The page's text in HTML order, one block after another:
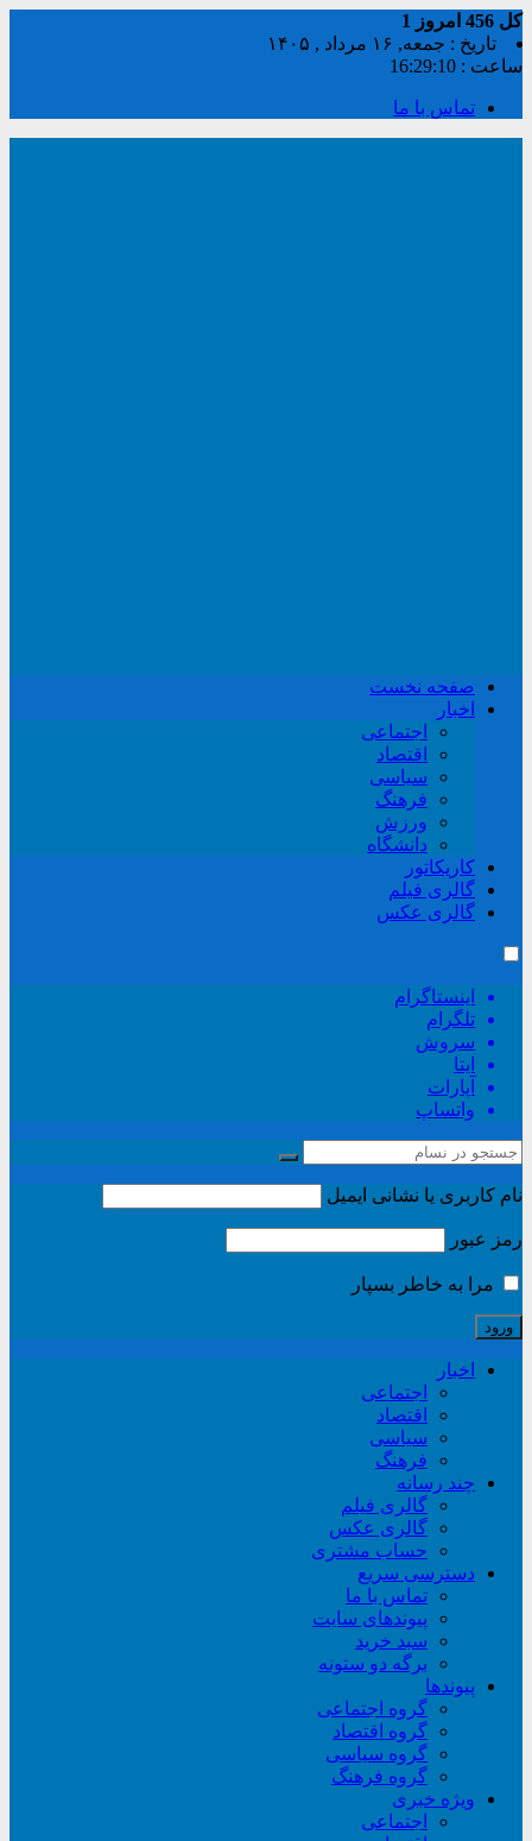
کل امروز
1
تاریخ : جمعه, ۱۶ مرداد , ۱۴۰۵
ساعت : 16:29:11
تماس با ما
صفحه نخست
اخبار
اجتماعی
اقتصاد
سیاسی
فرهنگ
ورزش
دانشگاه
کاریکاتور
گالری فیلم
گالری عکس
اینستاگرام
تلگرام
سروش
ایتا
آپارات
واتساپ
نام کاربری یا نشانی ایمیل
رمز عبور
مرا به خاطر بسپار
اخبار
اجتماعی
اقتصاد
سیاسی
فرهنگ
چند رسانه
گالری فیلم
گالری عکس
حساب مشتری
دسترسی سریع
تماس با ما
پیوندهای سایت
سبد خريد
برگه دو ستونه
پیوندها
گروه اجتماعی
گروه اقتصاد
گروه سیاسی
گروه فرهنگ
ویژه خبری
اجتماعی